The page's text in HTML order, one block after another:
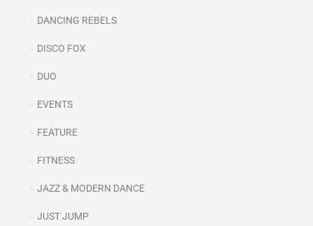
DANCING REBELS
DISCO FOX
DUO
EVENTS
FEATURE
FITNESS
JAZZ & MODERN DANCE
JUST JUMP